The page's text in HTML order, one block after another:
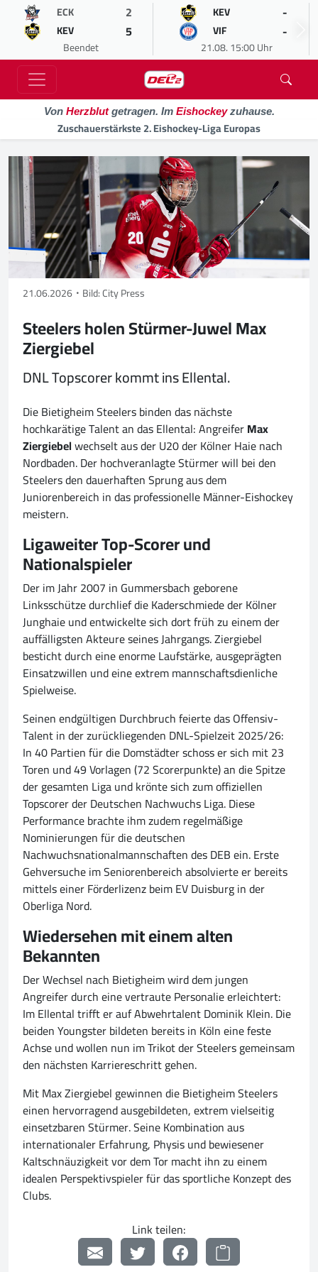
ECK 2
KEV 5
Beendet
KEV -
VIF -
21.08. 15:00 Uhr
Von Herzblutgetragen. Im Eishockeyzuhause.
Zuschauerstärkste 2. Eishockey-Liga Europas
21.06.2026 Bild: City Press
Steelers holen Stürmer-Juwel Max
Ziergiebel
DNL Topscorer kommt ins Ellental.
Die Bietigheim Steelers binden das nächste
hochkarätige Talent an das Ellental: AngreiferMax
Ziergiebelwechselt aus der U20 der Kölner Haie nach
Nordbaden. Der hochveranlagte Stürmer will bei den
Steelers den dauerhaften Sprung aus dem
Juniorenbereich in das professionelle Männer-Eishockey
meistern.
Ligaweiter Top-Scorer und
Nationalspieler
Der im Jahr 2007 in Gummersbach geborene
Linksschütze durchlief die Kaderschmiede der Kölner
Junghaie und entwickelte sich dort früh zu einem der
auffälligsten Akteure seines Jahrgangs. Ziergiebel
besticht durch eine enorme Laufstärke, ausgeprägten
Einsatzwillen und eine extrem mannschaftsdienliche
Spielweise.
Seinen endgültigen Durchbruch feierte das Offensiv-
Talent in der zurückliegenden DNL-Spielzeit 2025/26:
In 40 Partien für die Domstädter schoss er sich mit 23
Toren und 49 Vorlagen (72 Scorerpunkte) an die Spitze
der gesamten Liga und krönte sich zum offiziellen
Topscorer der Deutschen Nachwuchs Liga. Diese
Performance brachte ihm zudem regelmäßige
Nominierungen für die deutschen
Nachwuchsnationalmannschaften des DEB ein. Erste
Gehversuche im Seniorenbereich absolvierte er bereits
mittels einer Förderlizenz beim EV Duisburg in der
Oberliga Nord.
Wiedersehen mit einem alten
Bekannten
Der Wechsel nach Bietigheim wird dem jungen
Angreifer durch eine vertraute Personalie erleichtert:
Im Ellental trifft er auf Abwehrtalent Dominik Klein. Die
beiden Youngster bildeten bereits in Köln eine feste
Achse und wollen nun im Trikot der Steelers gemeinsam
den nächsten Karriereschritt gehen.
Mit Max Ziergiebel gewinnen die Bietigheim Steelers
einen hervorragend ausgebildeten, extrem vielseitig
einsetzbaren Stürmer. Seine Kombination aus
internationaler Erfahrung, Physis und bewiesener
Kaltschnäuzigkeit vor dem Tor macht ihn zu einem
idealen Perspektivspieler für das sportliche Konzept des
Clubs.
Link teilen: